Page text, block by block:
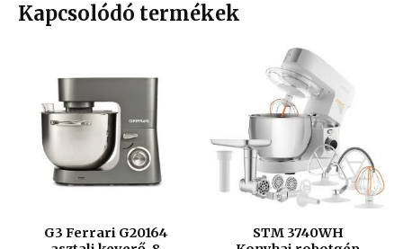
Kapcsolódó termékek
G3 Ferrari G20164
STM 3740WH